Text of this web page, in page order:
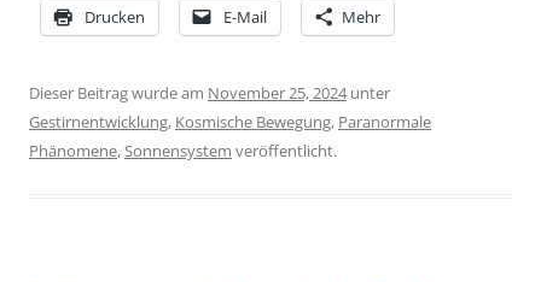
Drucken E-Mail Mehr
Dieser Beitrag wurde am November 25, 2024unter
Gestirnentwicklung, Kosmische Bewegung, Paranormale
Phänomene,Sonnensystem veröffentlicht.